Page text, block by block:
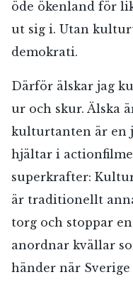
öde ökenland för
ut sig i. Utan
demokrati.
Därför älskar jag
ur och skur. Älska
kulturtanten är en
hjältar i
superkrafter:
är traditionellt
torg och stoppar
anordnar kvällar
händer när